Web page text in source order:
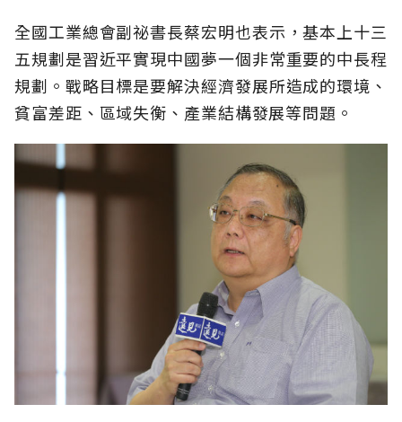
全國工業總會副祕書長蔡宏明也表示，基本上十三
五規劃是習近平實現中國夢一個非常重要的中長程
規劃。戰略目標是要解決經濟發展所造成的環境、
貧富差距、區域失衡、產業結構發展等問題。